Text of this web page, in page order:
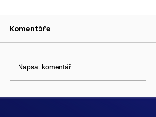
Komentáře
Napsat komentář...